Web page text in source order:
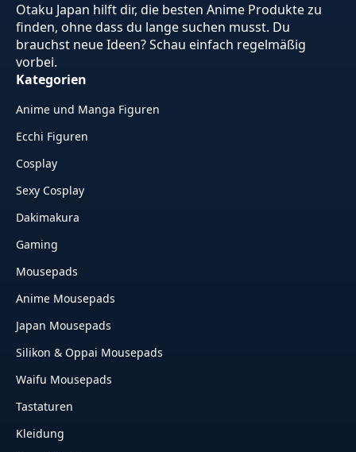
Otaku Japan hilft dir, die besten Anime Produkte zu
finden, ohne dass du lange suchen musst. Du
brauchst neue Ideen? Schau einfach regelmäßig
vorbei.
Kategorien
Anime und Manga Figuren
Ecchi Figuren
Cosplay
Sexy Cosplay
Dakimakura
Gaming
Mousepads
Anime Mousepads
Japan Mousepads
Silikon & Oppai Mousepads
Waifu Mousepads
Tastaturen
Kleidung